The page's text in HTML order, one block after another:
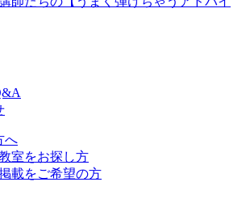
へ
室をお探し方
載をご希望の方